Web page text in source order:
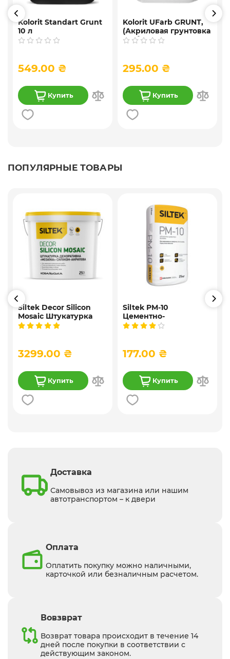
Kolorit Standart Grunt
10 л
549.00 ₴
Купить
Kolorit UFarb GRUNТ,
(Акриловая грунтовка
глубокого
295.00 ₴
Купить
ПОПУЛЯРНЫЕ ТОВАРЫ
Siltek Decor Silicon
Mosaic Штукатурка
мозаичная
3299.00 ₴
Купить
Siltek PM-10
Цементно-
известковая
177.00 ₴
Купить
Доставка
Самовывоз из магазина или нашим
автотранспортом – к двери
Оплата
Оплатить покупку можно наличными,
карточкой или безналичным расчетом.
Вовзврат
Возврат товара происходит в течение 14
дней после покупки в соответствии с
действующим законом.